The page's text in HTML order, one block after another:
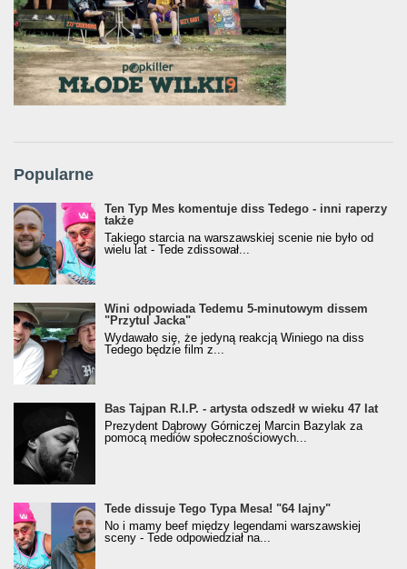
Popularne
Ten Typ Mes komentuje diss Tedego - inni raperzy
także
Takiego starcia na warszawskiej scenie nie było od
wielu lat - Tede zdissował...
Wini odpowiada Tedemu 5-minutowym dissem
"Przytul Jacka"
Wydawało się, że jedyną reakcją Winiego na diss
Tedego będzie film z...
Bas Tajpan R.I.P. - artysta odszedł w wieku 47 lat
Prezydent Dąbrowy Górniczej Marcin Bazylak za
pomocą mediów społecznościowych...
Tede dissuje Tego Typa Mesa! "64 lajny"
No i mamy beef między legendami warszawskiej
sceny - Tede odpowiedział na...